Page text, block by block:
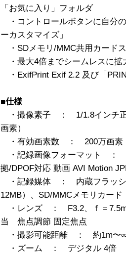
「お気に入り」フォルダ
・コントロールボタンに自分
ーカスタマイズ」
・SDメモリ/MMC共用カード
・最大4倍までシームレスに拡
・ExifPrint Exif 2.2 及び「
■仕様
・撮像素子 ： 1/1.8インチ正
画素）
・有効画素数 ： 200万画素
・記録画像フォーマット ：
拠/DPOF対応 動画 AVI Motion
・記録媒体 ： 内蔵フラッシ
12MB）、SD/MMCメモリカード
・レンズ ： F3.2、ｆ＝
当 焦点調節 固定焦点
・撮影可能距離 ： 約1m〜
・ズーム ： デジタル 4倍